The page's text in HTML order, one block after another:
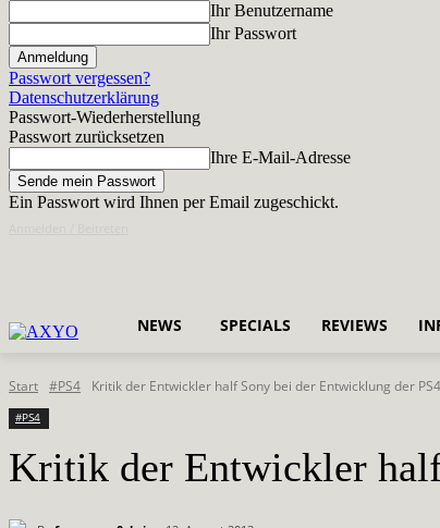
Ihr Benutzername
Ihr Passwort
Passwort vergessen?
Datenschutzerklärung
Passwort-Wiederherstellung
Passwort zurücksetzen
Ihre E-Mail-Adresse
Ein Passwort wird Ihnen per Email zugeschickt.
NEWS SPECIALS REVIEWS
Start #PS4 Kritik der Entwickler half Sony bei der Entwicklung der PS4
#PS4
Kritik der Entwickler